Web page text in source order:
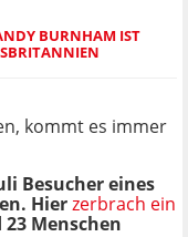
BURNHAM IST
kommt es immer
Besucher eines
Hierzerbrach ein
23 Menschen